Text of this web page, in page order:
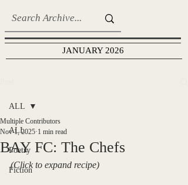
JANUARY 2026
ALL
Poetry
Fiction
ALL
BAY FC: The Chefs
Multiple Contributors
Nov 1, 2025 1 min read
(Click to expand recipe)